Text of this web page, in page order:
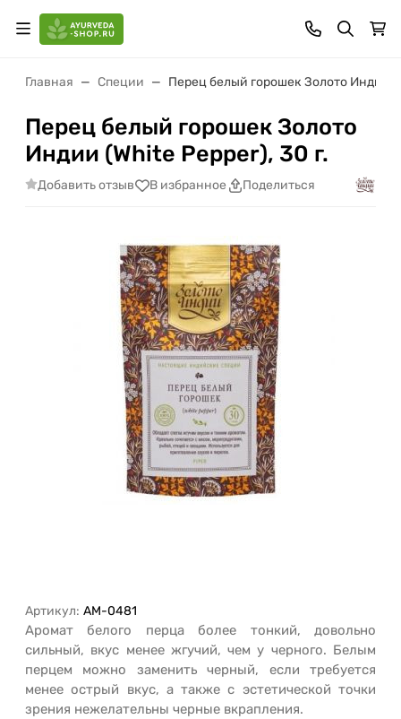
Главная Специи Перец белый горошек Золото Индии
Перец белый горошек Золото
Индии (White Pepper), 30 г.
Добавить отзыв В избранное Поделиться
Артикул: AM-0481
Аромат белого перца более тонкий, довольно
сильный, вкус менее жгучий, чем у черного. Белым
перцем можно заменить черный, если требуется
менее острый вкус, а также с эстетической точки
зрения нежелательны черные вкрапления.